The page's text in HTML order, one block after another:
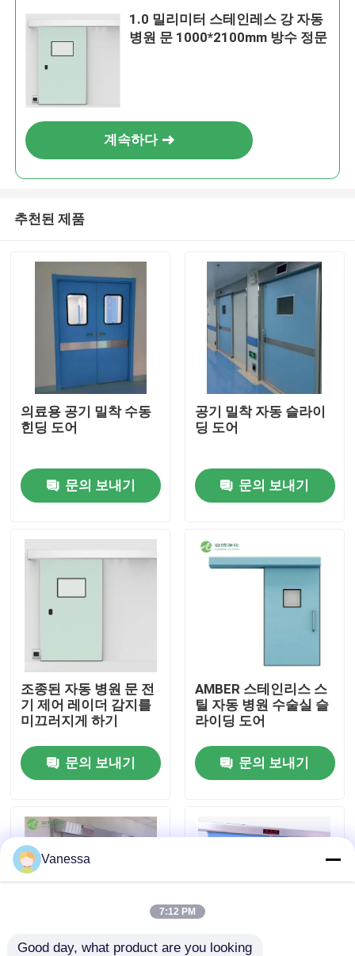
집
우리에 대하여
공장 여행
품질 관리
연락주세요
경우
모듈 무균실
1.0 밀리미터 스테인레스 강 자동
병원 문 1000*2100mm 방수 정문
계속하다
추천된 제품
의료용 공기 밀착 수동
힌딩 도어
문의 보내기
공기 밀착 자동 슬라이
딩 도어
문의 보내기
조종된 자동 병원 문 전
기 제어 레이더 감지를
미끄러지게 하기
문의 보내기
AMBER 스테인리스 스
틸 자동 병원 수술실 슬
라이딩 도어
문의 보내기
Vanessa
7:12 PM
Good day, what product are you looking